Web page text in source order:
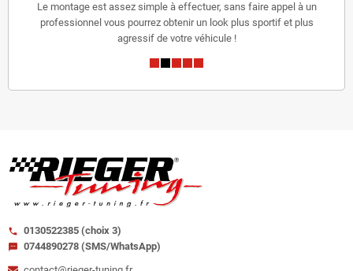
Le montage est assez simple à effectuer, sans faire appel à un
professionnel vous pourrez obtenir un look plus sportif et plus
agressif de votre véhicule !
call 0130522385 (choix 3)
sms
0744890278 (SMS/WhatsApp)